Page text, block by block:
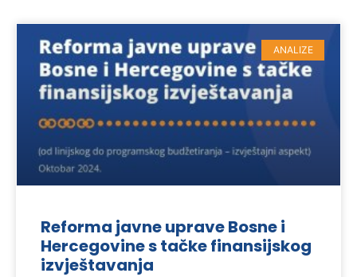
ANALIZE
Reforma javne uprave Bosne i
Hercegovine s tačke finansijskog
izvještavanja